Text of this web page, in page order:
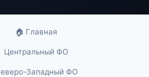
🏠 Главная
Центральный ФО
Западный ФО